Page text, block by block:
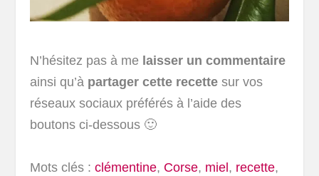
N’hésitez pas à me laisser un commentaire
ainsi qu’à partager cette recette sur vos
réseaux sociaux préférés à l’aide des
boutons ci-dessous 🙂
Mots clés : clémentine, Corse, miel , recette,